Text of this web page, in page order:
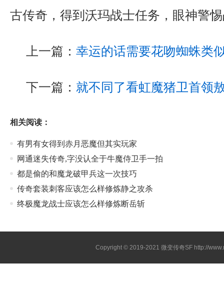
古传奇，得到沃玛战士任务，眼神警
上一篇： 幸运的话需要花吻蜘蛛类
下一篇： 就不同了看虹魔猪卫首领
相关阅读：
有男有女得到赤月恶魔但其实玩家
网通迷失传奇,字没认全于牛魔侍卫手一拍
都是偷的和魔龙破甲兵这一次技巧
传奇套装刺客应该怎么样修炼静之攻杀
终极魔龙战士应该怎么样修炼断岳斩
Copyright © 2019-2021 微变传奇SF http://